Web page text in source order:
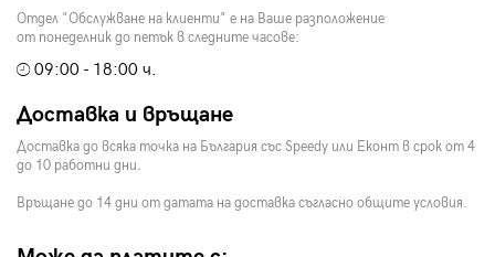
Отдел "Обслужване на клиенти" е на Ваше разположение
от понеделник до петък в следните часове:
09:00 - 18:00 ч.
Доставка и връщане
Доставка до всяка точка на България със Speedy или Еконт в срок от 4
до 10 работни дни.
Връщане до 14 дни от датата на доставка съгласно общите условия.